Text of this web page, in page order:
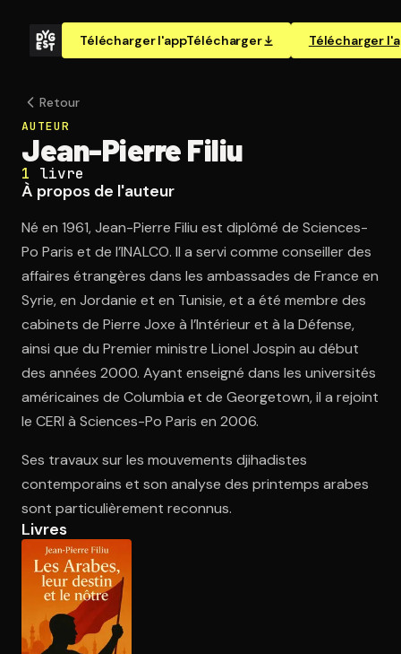
Télécharger l'appTélécharger Télécharger
Ouvre l'app Appareil photo, pointe sur le code. C'est gratuit à
Retour
AUTEUR
Jean-Pierre Filiu
1 livre
À propos de l'auteur
Né en 1961, Jean-Pierre Filiu est diplômé de Sciences-
Po Paris et de l’INALCO. Il a servi comme conseiller des
affaires étrangères dans les ambassades de France en
Syrie, en Jordanie et en Tunisie, et a été membre des
cabinets de Pierre Joxe à l’Intérieur et à la Défense,
ainsi que du Premier ministre Lionel Jospin au début
des années 2000. Ayant enseigné dans les universités
américaines de Columbia et de Georgetown, il a rejoint
le CERI à Sciences-Po Paris en 2006.
Ses travaux sur les mouvements djihadistes
contemporains et son analyse des printemps arabes
sont particulièrement reconnus.
Livres